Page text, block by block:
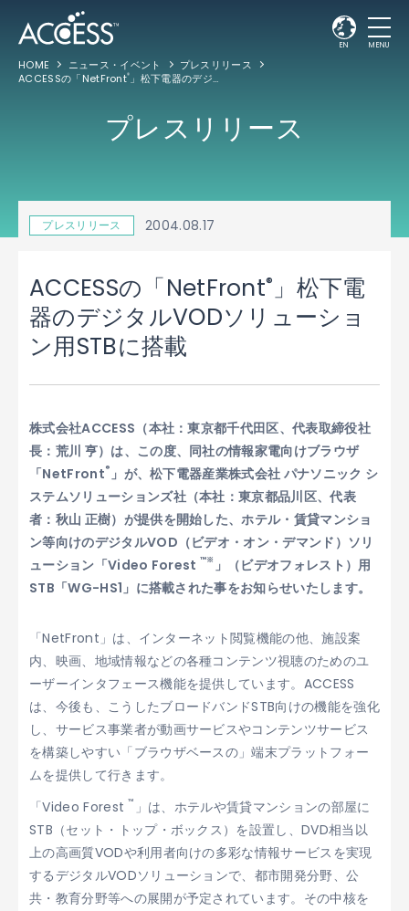
EN MENU
HOME ニュース・イベント
プレスリリース
ACCESSの「NetFront® 」松下電器のデジタルVODソリューション用STBに搭載
プレスリリース
プレスリリース 2004.08.17
ACCESSの「NetFront®」松下電
器のデジタルVODソリューショ
ン用STBに搭載
株式会社ACCESS（本社：東京都千代田区、代表取締役社
長：荒川 亨）は、この度、同社の情報家電向けブラウザ
「NetFront®」が、松下電器産業株式会社 パナソニック シ
ステムソリューションズ社（本社：東京都品川区、代表
者：秋山 正樹）が提供を開始した、ホテル・賃貸マンショ
ン等向けのデジタルVOD（ビデオ・オン・デマンド）ソリ
ューション「Video Forest ™※ 」（ビデオフォレスト）用
STB「WG-HS1」に搭載された事をお知らせいたします。
「NetFront」は、インターネット閲覧機能の他、施設案
内、映画、地域情報などの各種コンテンツ視聴のためのユ
ーザーインタフェース機能を提供しています。ACCESS
は、今後も、こうしたブロードバンドSTB向けの機能を強化
し、サービス事業者が動画サービスやコンテンツサービス
を構築しやすい「ブラウザベースの」端末プラットフォー
ムを提供して行きます。
「Video Forest ™ 」は、ホテルや賃貸マンションの部屋に
STB（セット・トップ・ボックス）を設置し、DVD相当以
上の高画質VODや利用者向けの多彩な情報サービスを実現
するデジタルVODソリューションで、都市開発分野、公
共・教育分野等への展開が予定されています。その中核を